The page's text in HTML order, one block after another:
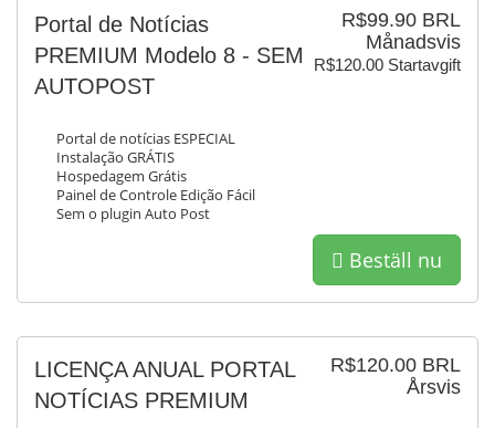
R$99.90 BRL
Månadsvis
R$120.00 Startavgift
Portal de Notícias
PREMIUM Modelo 8 - SEM
AUTOPOST
Portal de notícias ESPECIAL
Instalação GRÁTIS
Hospedagem Grátis
Painel de Controle Edição Fácil
Sem o plugin Auto Post
Beställ nu
R$120.00 BRL
Årsvis
LICENÇA ANUAL PORTAL
NOTÍCIAS PREMIUM